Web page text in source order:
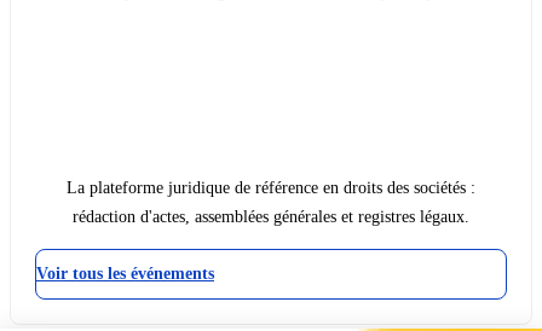
La plateforme juridique de référence en droits des sociétés :
rédaction d'actes, assemblées générales et registres légaux.
Voir tous les événements